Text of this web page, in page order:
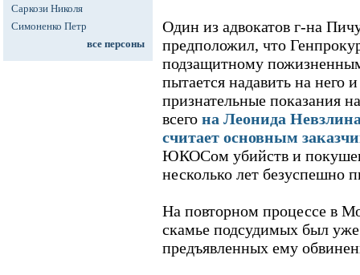
Саркози Николя
Симоненко Петр
все персоны
Один из адвокатов г-на
предположил, что
подзащитному
пытается надавить на него
признательные показания
всего на Леонида
считает основным
ЮКОСом убийств и
несколько лет безуспешно
На повторном процессе в
скамье подсудимых был
предъявленных ему